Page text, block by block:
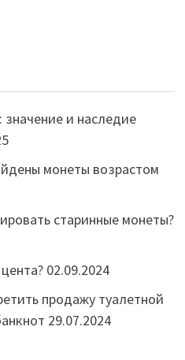
и наследие
монеты возрастом
старинные монеты?
02.09.2024
продажу туалетной
29.07.2024